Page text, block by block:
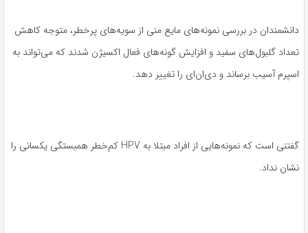
دانشمندان در بررسی نمونه‌های مایع منی از سویه‌های پرخطر، متوجه کاهش
تعداد گلبول‌های سفید و افزایش گونه‌های فعال اکسیژن شدند که می‌تواند به
اسپرم آسیب برساند و دی‌ان‌ای را تغییر دهد.
گفتنی است که نمونه‌هایی از افراد مبتلا به HPV کم‌خطر همبستگی یکسانی را
نشان نداد.